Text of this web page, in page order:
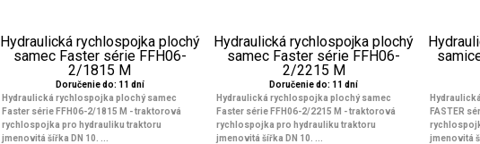
Hydraulická rychlospojka plochý
samec Faster série FFH06-
2/1815 M
Doručenie do: 11 dní
Hydraulická rychlospojka plochý samec
Faster série FFH06-2/1815 M - traktorová
rychlospojka pro hydrauliku traktoru
jmenovitá šířka DN 10. ...
Hydraulická rychlospojka plochý
samec Faster série FFH06-
2/2215 M
Doručenie do: 11 dní
Hydraulická rychlospojka plochý samec
Faster série FFH06-2/2215 M - traktorová
rychlospojka pro hydrauliku traktoru
jmenovitá šířka DN 10. ...
FASTER
jmenovitá